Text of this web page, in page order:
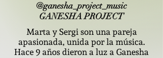
@ganesha_project_music
GANESHA PROJECT
Marta y Sergi son una pareja
apasionada, unida por la música.
Hace 9 años dieron a luz a Ganesha